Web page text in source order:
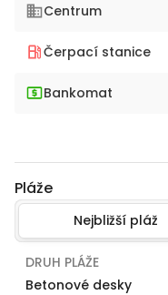
Centrum
Čerpací stanice
Bankomat
Pláže
Nejbližší pláž
DRUH PLÁŽE
Betonové desky